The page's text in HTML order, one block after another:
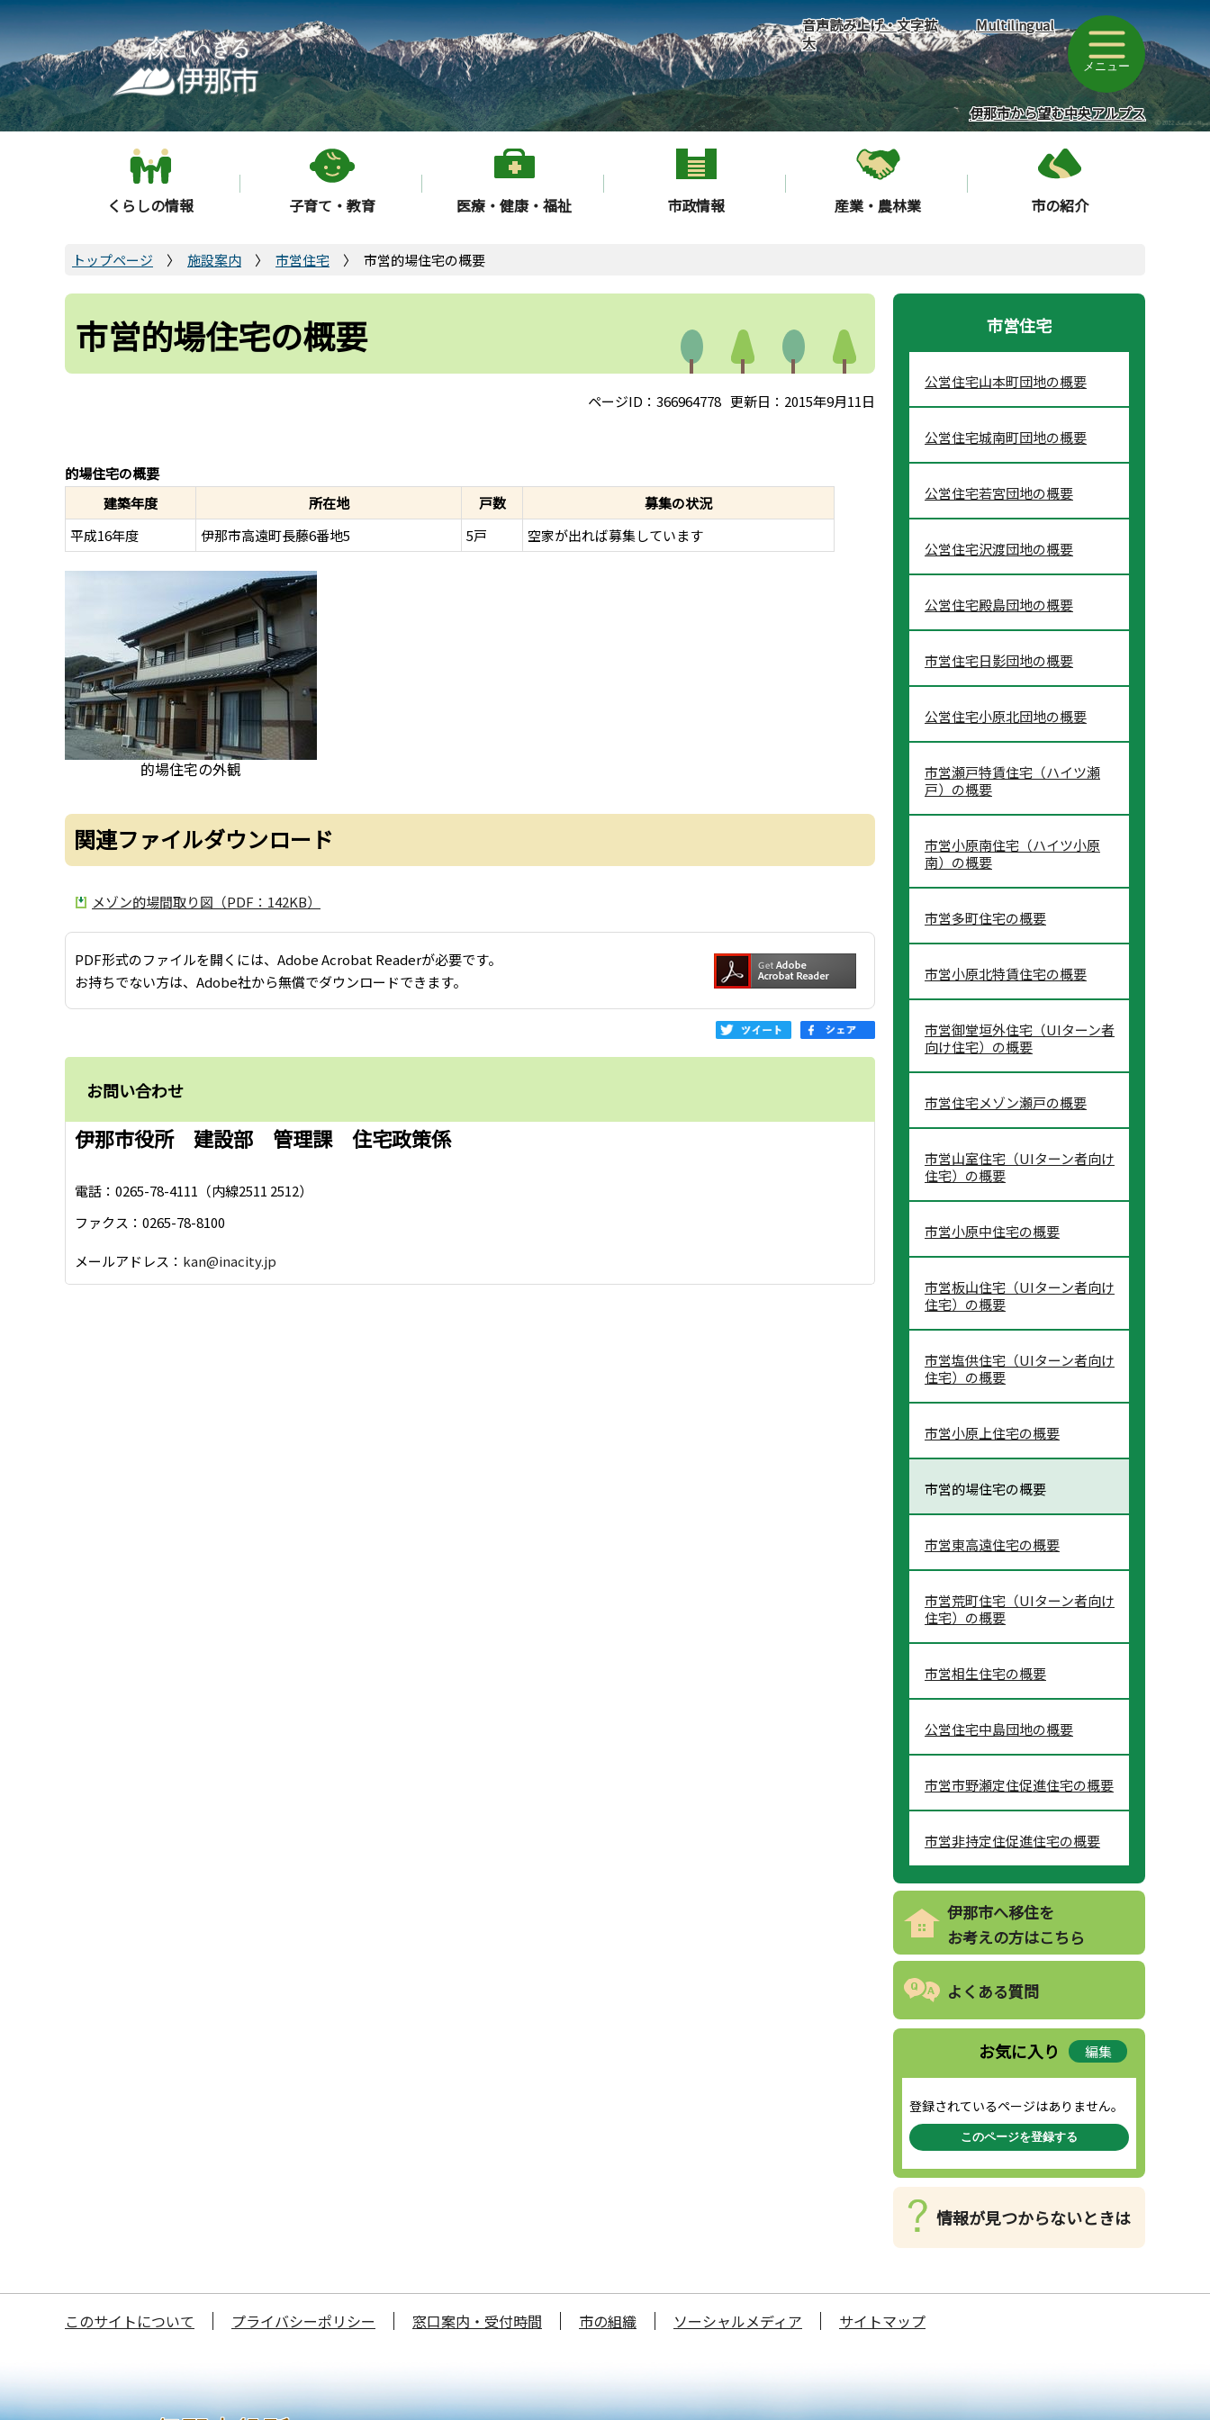
こ
の
ペ
ー
ジ
の
音声読み上げ・文字拡
大
Multilingual
メニュー
伊那市から望む中央アルプス
くらしの情報 子育て・教育 医療・健康・福祉 市政情報 産業・農林業 市の紹介
トップページ 施設案内 市営住宅 市営的場住宅の概要
市営的場住宅の概要
ページID：366964778 更新日：2015年9月11日
的場住宅の概要
建築年度
所在地 戸数
募集の状況
平成16年度
伊那市高遠町長藤6番地5 5戸 空家が出れば募集しています
的場住宅の外観
関連ファイルダウンロード
メゾン的場間取り図（PDF：142KB）
PDF形式のファイルを開くには、Adobe Acrobat Readerが必要です。
お持ちでない方は、Adobe社から無償でダウンロードできます。
お問い合わせ
伊那市役所 建設部 管理課 住宅政策係
電話：0265-78-4111（内線2511 2512）
ファクス：0265-78-8100
メールアドレス： kan@inacity.jp
市営住宅
公営住宅山本町団地の概要
公営住宅城南町団地の概要
公営住宅若宮団地の概要
公営住宅沢渡団地の概要
公営住宅殿島団地の概要
市営住宅日影団地の概要
公営住宅小原北団地の概要
市営瀬戸特賃住宅（ハイツ瀬
戸）の概要
市営小原南住宅（ハイツ小原
南）の概要
市営多町住宅の概要
市営小原北特賃住宅の概要
市営御堂垣外住宅（UIターン者
向け住宅）の概要
市営住宅メゾン瀬戸の概要
市営山室住宅（UIターン者向け
住宅）の概要
市営小原中住宅の概要
市営板山住宅（UIターン者向け
住宅）の概要
市営塩供住宅（UIターン者向け
住宅）の概要
市営小原上住宅の概要
市営的場住宅の概要
市営東高遠住宅の概要
市営荒町住宅（UIターン者向け
住宅）の概要
市営相生住宅の概要
公営住宅中島団地の概要
市営市野瀬定住促進住宅の概要
市営非持定住促進住宅の概要
伊那市へ移住を
お考えの方はこちら
よくある質問
お気に入り 編集
登録されているページはありません。
このページを登録する
情報が見つからないときは
このサイトについて プライバシーポリシー 窓口案内・受付時間 市の組織 ソーシャルメディア サイトマップ